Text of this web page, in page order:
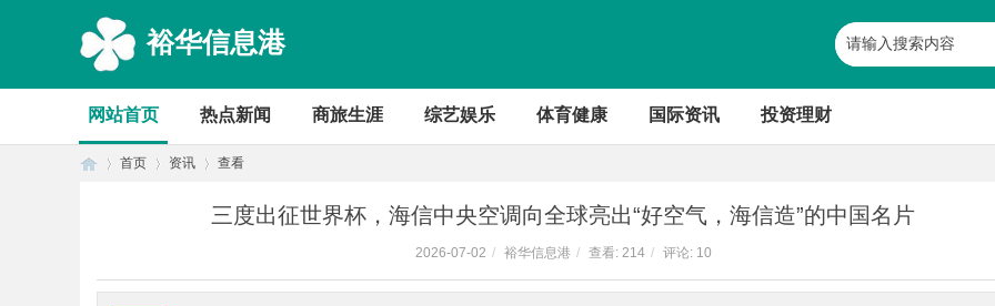
裕华信息港
网站首页 热点新闻 商旅生涯 综艺娱乐 体育健康 国际资讯 投资理财
首页 资讯 查看
三度出征世界杯，海信中央空调向全球亮出“好空气，海信造”的中国名片
2026-07-02 / 裕华信息港 / 查看: 214 / 评论: 10